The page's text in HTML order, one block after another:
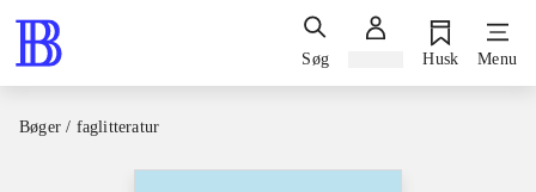
Søg Husk Menu
Bøger / faglitteratur